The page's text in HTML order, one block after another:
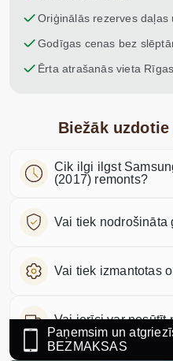
Oriģinālās rezerves daļas
Godīgas cenas bez
Ērta atrašanās vieta
Biežāk
Cik ilgi ilgst
(2017) remonts?
Vai tiek nodrošināta
Vai tiek izmantotas
Vai ierīci var nosūtīt
Paņemsim un
BEZMAKSAS